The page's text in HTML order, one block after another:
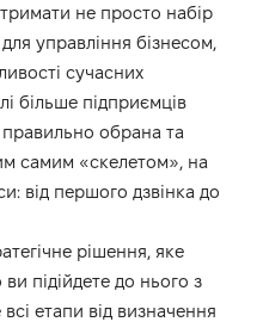
не просто набір
управління бізнесом,
сучасних
більше підприємців
обрана та
самим «скелетом», на
від першого дзвінка до
рішення, яке
підійдете до нього з
етапи від визначення